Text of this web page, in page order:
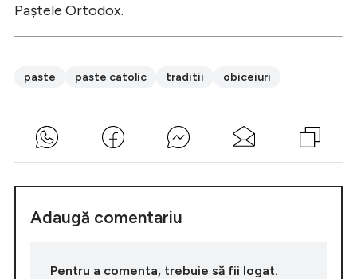
Paştele Ortodox.
paste paste catolic traditii obiceiuri
Adaugă comentariu
Pentru a comenta, trebuie să fii logat.